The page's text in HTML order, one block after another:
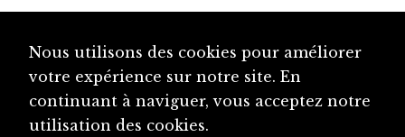
Nous utilisons des cookies pour améliorer
votre expérience sur notre site. En
continuant à naviguer, vous acceptez notre
utilisation des cookies.